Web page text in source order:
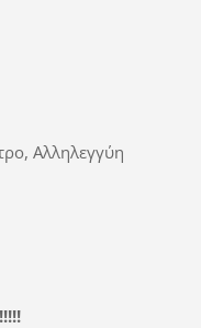
Αλληλεγγύη